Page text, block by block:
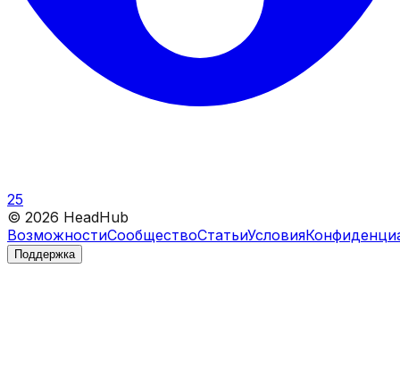
25
© 2026 HeadHub
ВозможностиСообществоСтатьиУсловия
Поддержка